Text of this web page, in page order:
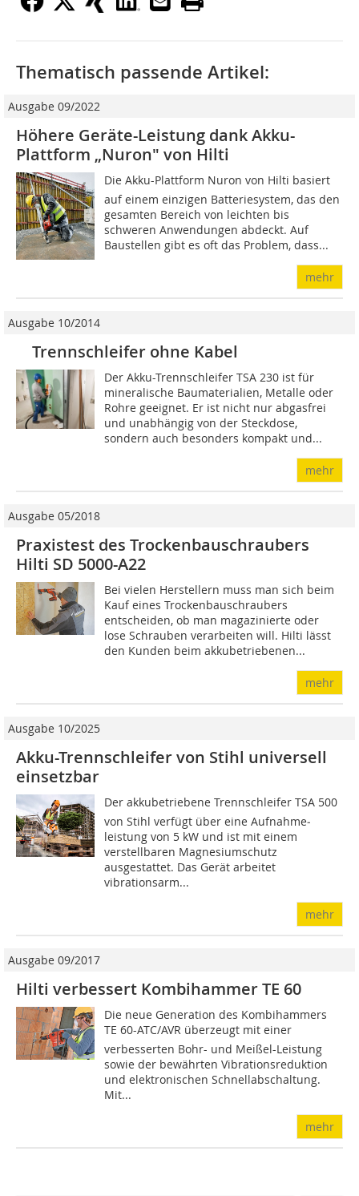
Thematisch passende Artikel:
Ausgabe 09/2022
Höhere Geräte-Leistung dank Akku-
Plattform „Nuron" von Hilti
Die Akku-Plattform Nuron von Hilti basiert
auf einem einzigen Batteriesystem, das den
gesamten Bereich von leichten bis
schweren Anwendungen abdeckt. Auf
Baustellen gibt es oft das Problem, dass...
mehr
Ausgabe 10/2014
Trennschleifer ohne Kabel
Der Akku-Trennschleifer TSA 230 ist für
mineralische Baumaterialien, Metalle oder
Rohre geeignet. Er ist nicht nur abgasfrei
und unabhängig von der Steckdose,
sondern auch besonders kompakt und...
mehr
Ausgabe 05/2018
Praxistest des Trockenbauschraubers
Hilti SD 5000-A22
Bei vielen Herstellern muss man sich beim
Kauf eines Trockenbauschraubers
entscheiden, ob man magazinierte oder
lose Schrauben verarbeiten will. Hilti lässt
den Kunden beim akkubetriebenen...
mehr
Ausgabe 10/2025
Akku-Trennschleifer von Stihl universell
einsetzbar
Der akkubetriebene Trennschleifer TSA 500
von Stihl verfügt über eine Aufnahme­
leistung von 5 kW und ist mit einem
verstellbaren Magnesiumschutz
ausgestattet. Das Gerät arbeitet
vibrationsarm...
mehr
Ausgabe 09/2017
Hilti verbessert Kombihammer TE 60
Die neue Generation des Kombihammers
TE 60-ATC/AVR überzeugt mit einer
verbesserten Bohr- und Meißel-Leistung
sowie der bewährten Vibrationsreduktion
und elektronischen Schnellabschaltung.
Mit...
mehr